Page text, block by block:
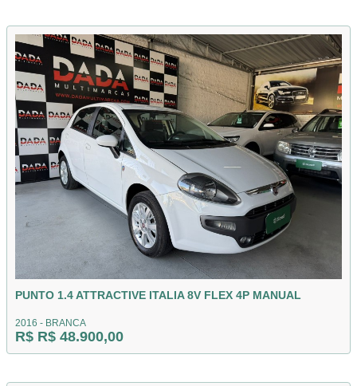
PUNTO 1.4 ATTRACTIVE ITALIA 8V FLEX 4P MANUAL
2016 - BRANCA
R$ R$ 48.900,00